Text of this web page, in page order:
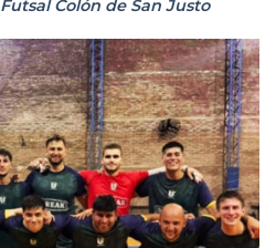
Futsal Colón de San Justo